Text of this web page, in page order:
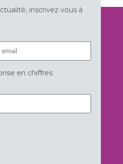
inscrivez vous à
en chiffres